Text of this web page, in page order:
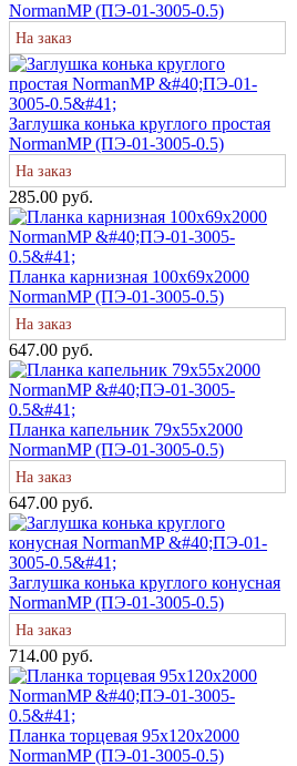
NormanMP (ПЭ-01-3005-0.5)
На заказ
Заглушка конька круглого простая
NormanMP (ПЭ-01-3005-0.5)
На заказ
285.00 руб.
Планка карнизная 100х69х2000
NormanMP (ПЭ-01-3005-0.5)
На заказ
647.00 руб.
Планка капельник 79х55х2000
NormanMP (ПЭ-01-3005-0.5)
На заказ
647.00 руб.
Заглушка конька круглого конусная
NormanMP (ПЭ-01-3005-0.5)
На заказ
714.00 руб.
Планка торцевая 95х120х2000
NormanMP (ПЭ-01-3005-0.5)